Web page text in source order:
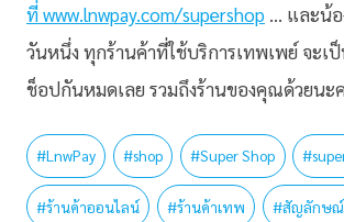
ที่ www.lnwpay.com/supershop … และน้อ
วันหนึ่ง ทุกร้านค้าที่ใช้บริการเทพเพย์ จะเ
ช็อปกันหมดเลย รวมถึงร้านของคุณด้วยนะ
#LnwPay #shop #Super Shop #
#ร้านค้าออนไลน์ #ร้านค้าเทพ #สัญลักษณ์